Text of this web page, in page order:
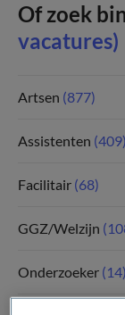
Of zoek
vacatures)
Artsen (877)
Assistenten (409)
Facilitair (68)
GGZ/Welzijn
Onderzoeker (14)